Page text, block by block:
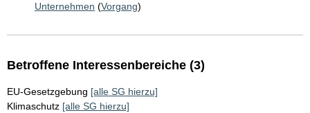
Unternehmen (Vorgang)
Betroffene Interessenbereiche (3)
EU-Gesetzgebung [alle SG hierzu]
Klimaschutz [alle SG hierzu]